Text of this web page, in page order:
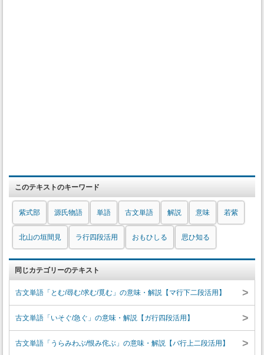
このテキストのキーワード
紫式部 源氏物語 単語 古文単語 解説 意味 若紫
北山の垣間見 ラ行四段活用 おもひしる 思ひ知る
同じカテゴリーのテキスト
古文単語「とむ/尋む/求む/覓む」の意味・解説【マ行下二段活用】 >
古文単語「いそぐ/急ぐ」の意味・解説【ガ行四段活用】 >
古文単語「うらみわぶ/恨み侘ぶ」の意味・解説【バ行上二段活用】 >